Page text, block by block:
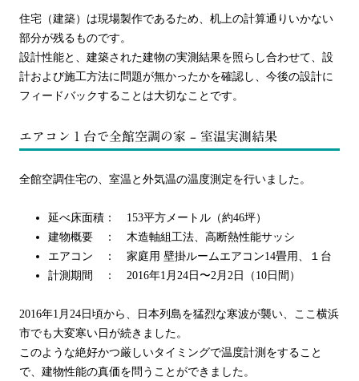
住宅（建築）は現場製作であるため、机上の計算通りいかない
部分が残るものです。
設計性能と、建築された建物の実測結果を照らし合わせて、設
計および施工方法に問題が無かったかを確認し、今後の設計に
フィードバックすることは大切なことです。
エアコン１台で全館空調の家 – 室温実測結果
全館空調住宅の、室温と外気温の温度測定を行いました。
延べ床面積： 153平方メートル（約46坪）
建物概要 ： 木造軸組工法、高断熱性能サッシ
エアコン ： 家庭用 壁掛ルームエアコン14畳用、１台
計測期間 ： 2016年1月24日〜2月2日（10日間）
2016年1月24日頃から、日本列島を猛烈な寒波が襲い、ここ横浜
市でも大変寒い日が続きました。
このような絶好かつ厳しいタイミングで温度計測をすること
で、建物性能の真価を問うことができました。